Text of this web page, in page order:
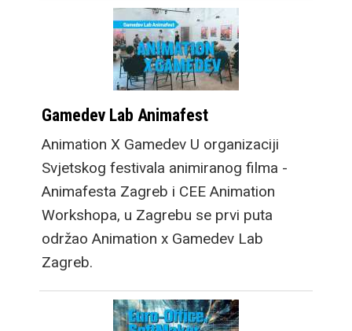
Gamedev Lab Animafest
Animation X Gamedev U organizaciji
Svjetskog festivala animiranog filma -
Animafesta Zagreb i CEE Animation
Workshopa, u Zagrebu se prvi puta
održao Animation x Gamedev Lab
Zagreb.